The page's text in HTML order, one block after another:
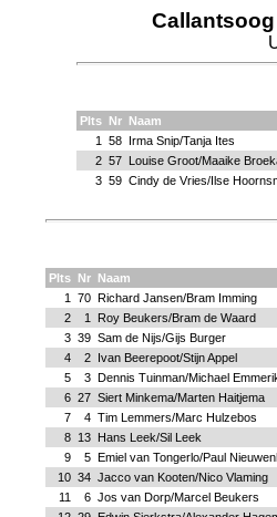
Callantsoog
Plts Nr
Naam
1
58
Irma Snip/Tanja Ites
2 57
Louise Groot/Maaike
3 59 Cindy de Vries/Ilse
Plts Nr Naam
1
70 Richard Jansen/Bram Imming
2
1
Roy Beukers/Bram de Waard
3 39 Sam de Nijs/Gijs Burger
4
2 Ivan Beerepoot/Stijn Appel
5
3 Dennis Tuinman/Michael
6 27 Siert Minkema/Marten Haitjema
7
4 Tim Lemmers/Marc Hulzebos
8 13 Hans Leek/Sil Leek
9
5 Emiel van Tongerlo/Paul
10 34 Jacco van Kooten/Nico Vlaming
11
6 Jos van Dorp/Marcel Beukers